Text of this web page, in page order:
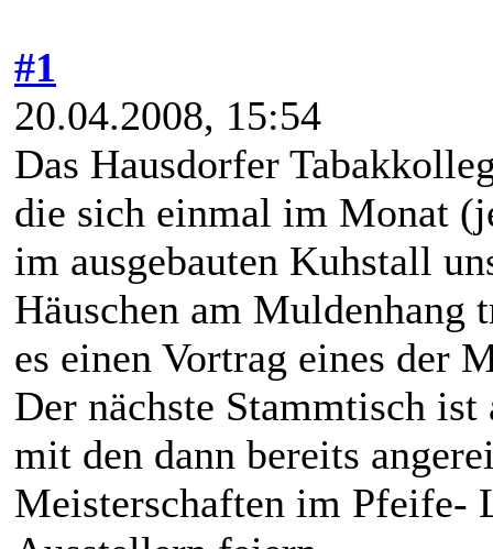
#1
20.04.2008, 15:54
Das Hausdorfer
die sich einmal im Monat
im ausgebauten Kuhstall
Häuschen am
es einen Vortrag eines der
Der nächste Stammtisch
mit den dann bereits
Meisterschaften im Pfeife-